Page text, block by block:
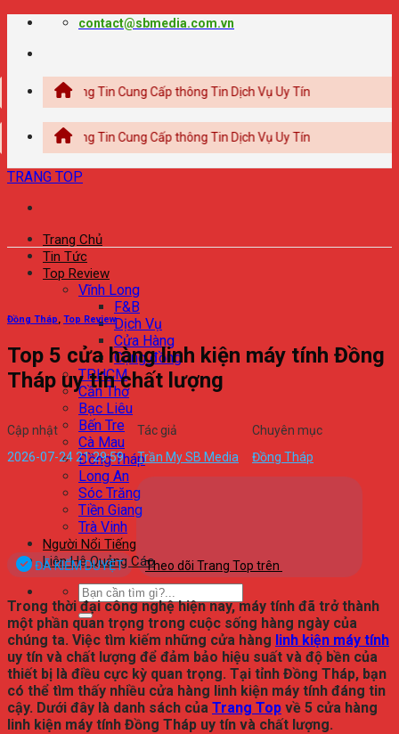
Chuyển
contact@sbmedia.com.vn
Tin Cung Cấp thông Tin Dịch Vụ Uy Tín
Tin Cung Cấp thông Tin Dịch Vụ Uy Tín
TRANG TOP
Trang Chủ
Tin Tức
Top Review
Vĩnh Long
F&B
Dịch Vụ
Cửa Hàng
Cộng đồng
TPHCM
Cần Thơ
Bạc Liêu
Bến Tre
Cà Mau
Đồng Tháp
Long An
Sóc Trăng
Tiền Giang
Trà Vinh
Người Nổi Tiếng
Liên Hệ Quảng Cáo
Đồng Tháp, Top Review
Top 5 cửa hàng linh kiện máy tính Đồng
Tháp uy tín chất lượng
Cập nhật
2026-07-24 21:29:59
Tác giả
Trần My SB Media
Chuyên mục
Đồng Tháp
ĐÃ KIỂM DUYỆT Theo dõi Trang Top trên
Trong thời đại công nghệ hiện nay, máy tính đã trở thành
một phần quan trọng trong cuộc sống hàng ngày của
chúng ta. Việc tìm kiếm những cửa hàng linh kiện máy tính
uy tín và chất lượng để đảm bảo hiệu suất và độ bền của
thiết bị là điều cực kỳ quan trọng. Tại tỉnh Đồng Tháp, bạn
có thể tìm thấy nhiều cửa hàng linh kiện máy tính đáng tin
cậy. Dưới đây là danh sách của Trang Top về 5 cửa hàng
linh kiện máy tính Đồng Tháp uy tín và chất lượng.